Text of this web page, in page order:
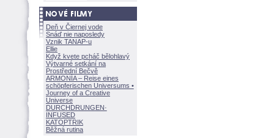
Deň v Čiernej vode
Snáď nie naposledy
Vznik TANAP-u
Ellie
Když kvete pcháč bělohlavý
Výtvarné setkání na
Prostřední Bečvě
ARMONÍA – Reise eines
schöpferischen Universums •
Journey of a Creative
Universe
DURCHDRUNGEN·
INFUSED
KATOPTRIK
Běžná rutina